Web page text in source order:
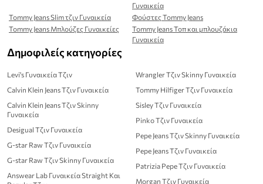
Γυναικεία
Tommy Jeans Slim τζιν Γυναικεία
Φούστες Tommy Jeans
Tommy Jeans Μπλούζες Γυναικείες
Tommy Jeans Τοπ και μπλουζάκια
Γυναικεία
Δημοφιλείς κατηγορίες
Levi's Γυναικεία Τζιν
Calvin Klein Jeans Τζιν Γυναικεία
Calvin Klein Jeans Τζιν Skinny
Γυναικεία
Desigual Τζιν Γυναικεία
G-star Raw Τζιν Γυναικεία
G-star Raw Τζιν Skinny Γυναικεία
Answear Lab Γυναικεία Straight Και
Wrangler Τζιν Skinny Γυναικεία
Tommy Hilfiger Τζιν Γυναικεία
Sisley Τζιν Γυναικεία
Pinko Τζιν Γυναικεία
Pepe Jeans Τζιν Skinny Γυναικεία
Pepe Jeans Τζιν Γυναικεία
Patrizia Pepe Τζιν Γυναικεία
Morgan Τζιν Γυναικεία